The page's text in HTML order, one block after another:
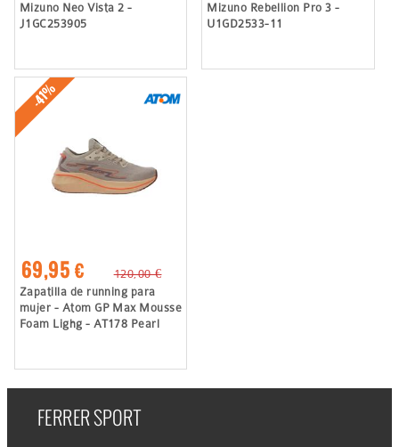
Mizuno Neo Vista 2 -
J1GC253905
Mizuno Rebellion Pro 3 -
U1GD2533-11
-41%
69,95 €
120,00 €
Zapatilla de running para
mujer - Atom GP Max Mousse
Foam Lighg - AT178 Pearl
FERRER SPORT